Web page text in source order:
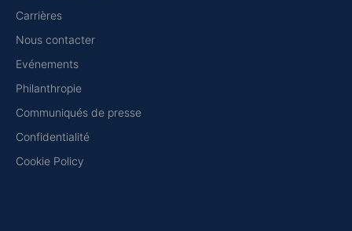
Carrières
Nous contacter
Evénements
Philanthropie
Communiqués de presse
Confidentialité
Cookie Policy